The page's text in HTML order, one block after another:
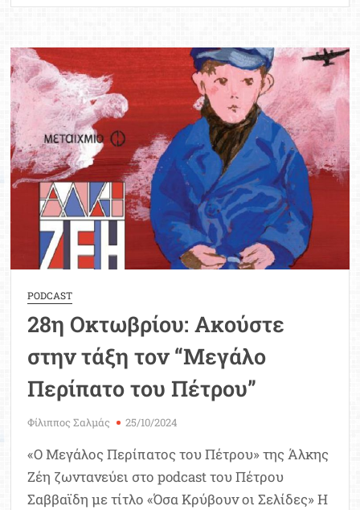
μαθητική
παρέλαση
για
την
επέτειο
της
28ης
Οκτωβρίου
PODCAST
28η Οκτωβρίου: Ακούστε
στην τάξη τον “Μεγάλο
Περίπατο του Πέτρου”
Φίλιππος Σαλμάς 25/10/2024
«Ο Μεγάλος Περίπατος του Πέτρου» της Άλκης
Ζέη ζωντανεύει στο podcast του Πέτρου
Σαββαϊδη με τίτλο «Όσα Κρύβουν οι Σελίδες» Η